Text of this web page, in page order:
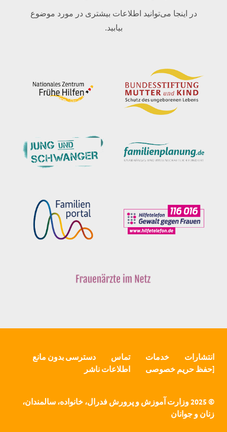
در اینجا می‌توانید اطلاعات بیشتری در مورد موضوع
بیابید.
انتشارات خدمات تماس
دسترسی بدون مانع
[حفظ حریم خصوصی
اطلاعات ناشر
© 2025 وزارت آموزش و پرورش فدرال، خانواده، سالمندان،
زنان و جوانان